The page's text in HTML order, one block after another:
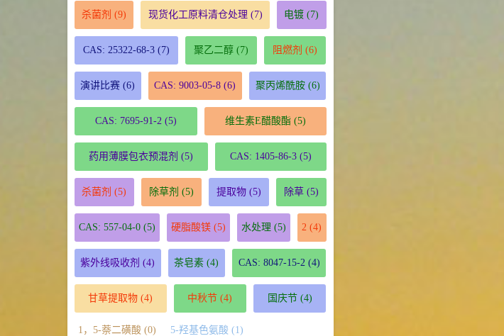
杀菌剂 (9) 现货化工原料清仓处理 (7) 电镀 (7)
CAS: 25322-68-3(7) 聚乙二醇(7) 阻燃剂 (6)
演讲比赛 (6) CAS: 9003-05-8 (6) 聚丙烯酰胺(6)
CAS: 7695-91-2 (5) 维生素E醋酸酯(5)
药用薄膜包衣预混剂 (5) CAS: 1405-86-3(5)
杀菌剂 (5) 除草剂 (5) 提取物(5) 除草(5)
CAS: 557-04-0(5) 硬脂酸镁(5) 水处理 (5) 2 (4)
紫外线吸收剂 (4) 茶皂素 (4) CAS: 8047-15-2 (4)
甘草提取物 (4) 中秋节 (4) 国庆节(4)
1，5-萘二磺酸 (0) 5-羟基色氨酸 (1)